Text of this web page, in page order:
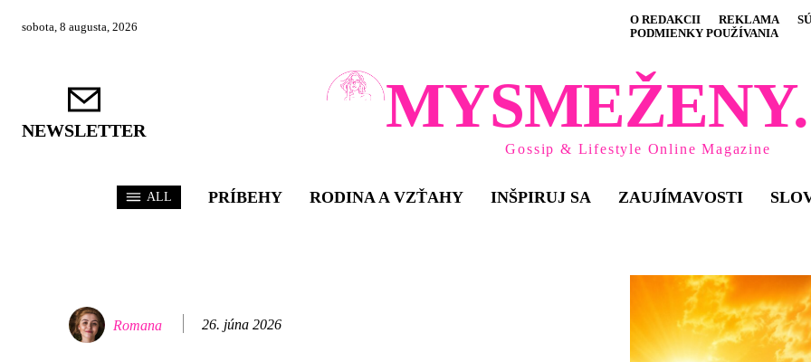
sobota, 8 augusta, 2026 O REDAKCII REKLAMA
PODMIENKY POUŽÍVANIA
NEWSLETTER
Gossip & Lifestyle Online Magazine
ALL PRÍBEHY RODINA A VZŤAHY INŠPIRUJ SA ZAUJÍMAVOSTI
Romana 26. júna 2026